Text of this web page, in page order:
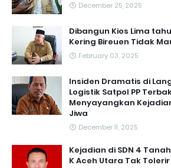
December 25, 2025
Dibangun Kios Lima
Kering Bireuen Tidak
February 03, 2025
Insiden Dramatis di
Logistik Satpol PP
Menyayangkan
Jiwa
December 11, 2025
Kejadian di SDN 4
K Aceh Utara Tak